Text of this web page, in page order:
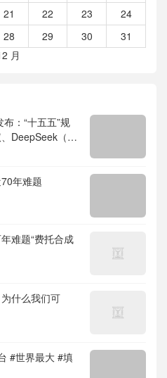
21 22 23
24
28 29 30
31
月
：“十五五”规
DeepSeek（深
票根经济、育
年难题
难题“费托合成
什么我们可
#世界最大 #填